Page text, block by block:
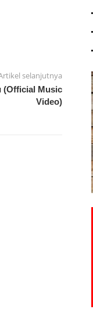
selanjutnya
(Official Music
Video)